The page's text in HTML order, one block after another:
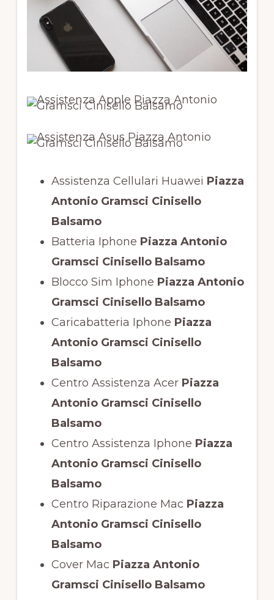
Assistenza Cellulari Huawei Piazza
Antonio Gramsci Cinisello
Balsamo
Batteria Iphone Piazza Antonio
Gramsci Cinisello Balsamo
Blocco Sim Iphone Piazza Antonio
Gramsci Cinisello Balsamo
Caricabatteria Iphone Piazza
Antonio Gramsci Cinisello
Balsamo
Centro Assistenza AcerPiazza
Antonio Gramsci Cinisello
Balsamo
Centro Assistenza Iphone Piazza
Antonio Gramsci Cinisello
Balsamo
Centro Riparazione Mac Piazza
Antonio Gramsci Cinisello
Balsamo
Cover Mac Piazza Antonio
Gramsci Cinisello Balsamo